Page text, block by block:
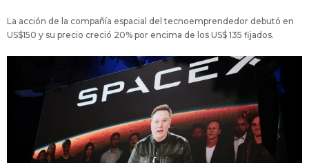
La acción de la compañía espacial del tecnoemprendedor debutó en
US$150 y su precio creció 20% por encima de los US$ 135 fijados.